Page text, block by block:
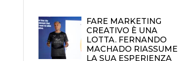
FARE MARKETING
CREATIVO È UNA
LOTTA. FERNANDO
MACHADO RIASSUME
LA SUA ESPERIENZA